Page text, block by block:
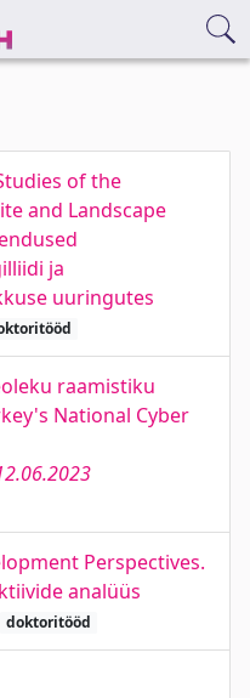
of the
and Landscape
ja
uuringutes
raamistiku
National Cyber
Perspectives.
analüüs
doktoritööd